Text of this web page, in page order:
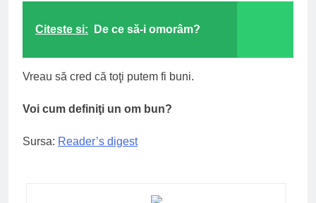
Citeste si: De ce să-i omorâm?
Vreau să cred că toţi putem fi buni.
Voi cum definiţi un om bun?
Sursa: Reader’s digest